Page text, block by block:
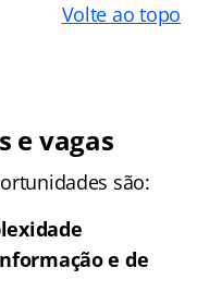
Volte ao topo
e vagas
são:
e de